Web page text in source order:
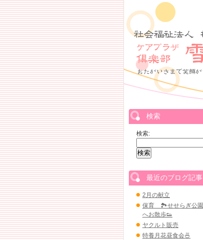
検索
検索:
最近のブログ記事
2月の献立
保育 🏞せせらぎ公園
へお散歩👟
ヤクルト販売
特養月花昼食会🍜